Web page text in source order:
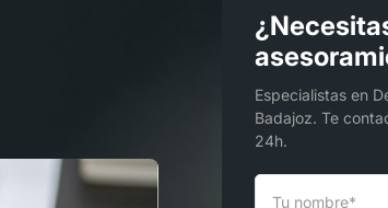
Especialistas en
Badajoz. Te
24h.